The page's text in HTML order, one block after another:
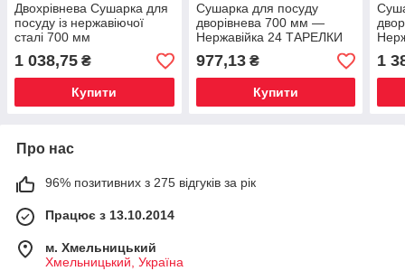
Двохрівнева Сушарка для
посуду із нержавіючої
сталі 700 мм
1 038,75 ₴
Купити
Сушарка для посуду
дворівнева 700 мм —
Нержавійка 24 ТАРЕЛКИ
977,13₴
Купити
1
Про нас
96% позитивних з 275 відгуків за рік
Працює з 13.10.2014
м. Хмельницький
Хмельницький, Україна